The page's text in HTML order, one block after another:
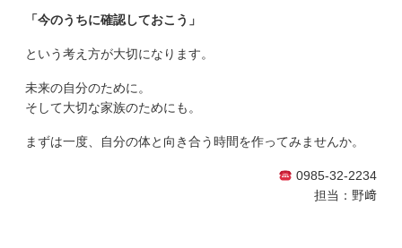
「今のうちに確認しておこう」
という考え方が大切になります。
未来の自分のために。
そして大切な家族のためにも。
まずは一度、自分の体と向き合う時間を作ってみませんか。
0985-32-2234
担当：野﨑